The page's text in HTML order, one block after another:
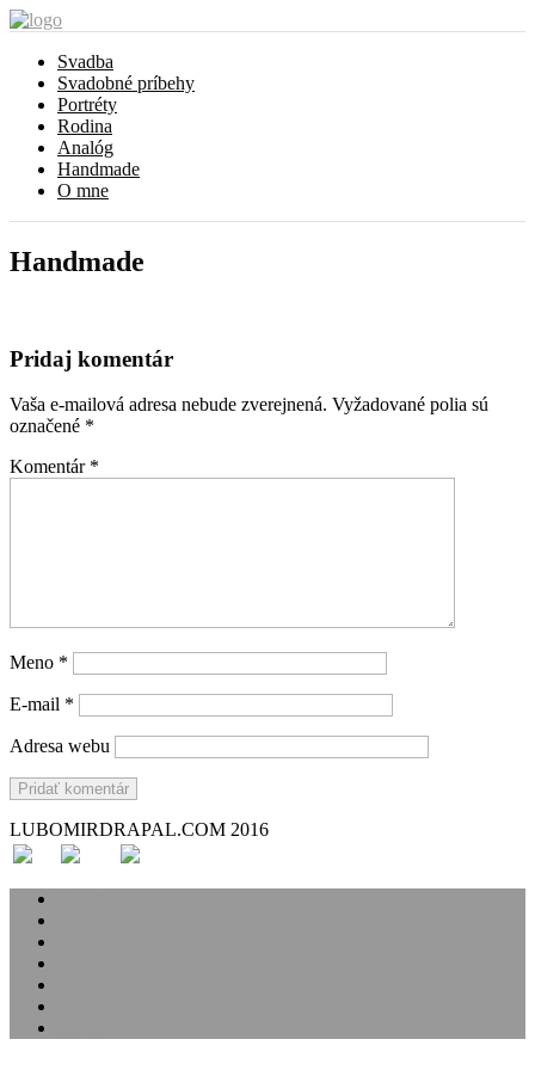
Svadba
Svadobné príbehy
Portréty
Rodina
Analóg
Handmade
O mne
Handmade
Pridaj komentár
Vaša e-mailová adresa nebude zverejnená. Vyžadované polia sú
označené *
Komentár *
Meno *
E-mail *
Adresa webu
LUBOMIRDRAPAL.COM 2016